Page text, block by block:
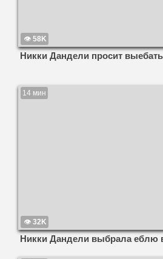
58K
Никки Дандели просит
14 мин
32K
Никки Дандели выбрала еблю